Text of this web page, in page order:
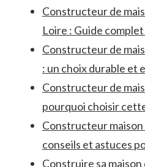
Constructeur de
Loire : Guide
Constructeur de
: un choix durable et
Constructeur de
pourquoi choisir
Constructeur maison
conseils et astuces
Construire sa maison